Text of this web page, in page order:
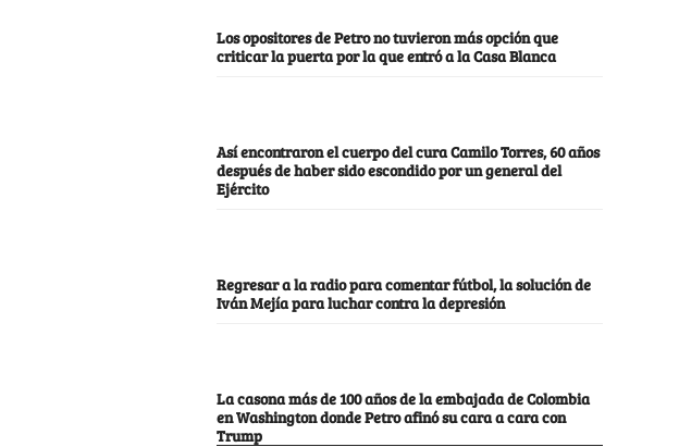
Los opositores de Petro no tuvieron más opción que
criticar la puerta por la que entró a la Casa Blanca
Así encontraron el cuerpo del cura Camilo Torres, 60 años
después de haber sido escondido por un general del
Ejército
Regresar a la radio para comentar fútbol, la solución de
Iván Mejía para luchar contra la depresión
La casona más de 100 años de la embajada de Colombia
en Washington donde Petro afinó su cara a cara con
Trump